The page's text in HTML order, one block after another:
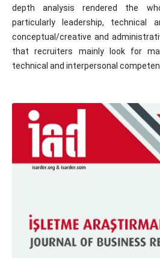
depth analysis rendered the
particularly leadership, technical
conceptual/creative and
that recruiters mainly look for
technical and interpersonal